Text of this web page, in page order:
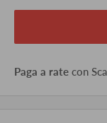
Paga a rate con